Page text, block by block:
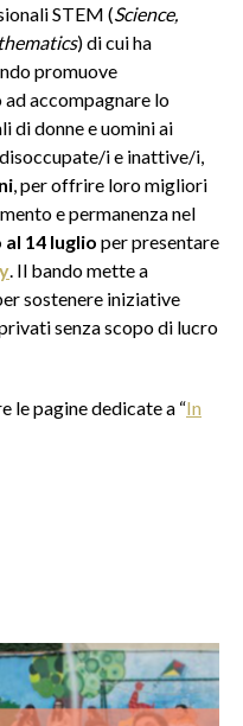
STEM (Science,
) di cui ha
promuove
ad accompagnare lo
di donne e uomini ai
i e inattive/i,
, per offrire loro migliori
e permanenza nel
al 14 luglio per presentare
. Il bando mette a
sostenere iniziative
senza scopo di lucro
le pagine dedicate a “In